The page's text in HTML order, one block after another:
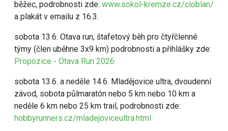
běžec, podrobnosti zde: www.sokol-kremze.cz/cloblan/
a plakát v emailu z 16.3.
sobota 13.6. Otava run, štafetový běh pro čtyřčlenné
týmy (člen uběhne 3x9 km) podrobnosti a přihlášky zde:
Propozice - Otava Run 2026
sobota 13.6. a neděle 14.6. Mladějovice ultra, dvoudenní
závod, sobota půlmaratón nebo 5 km nebo 10 km a
neděle 6 km nebo 25 km trail, podrobnosti zde:
hobbyrunners.cz/mladejoviceultra.html